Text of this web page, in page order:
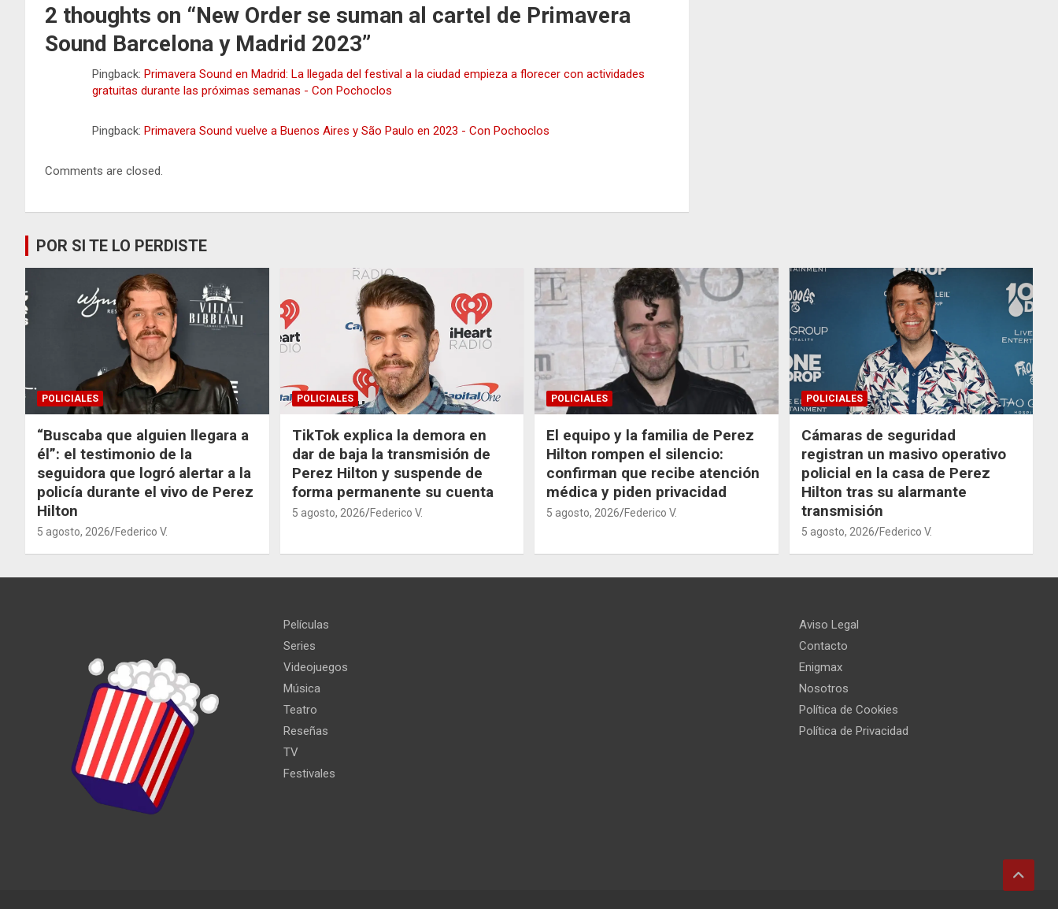
2 thoughts on “New Order se suman al cartel de Primavera
Sound Barcelona y Madrid 2023”
Pingback: Primavera Sound en Madrid: La llegada del festival a la ciudad empieza a florecer con actividades
gratuitas durante las próximas semanas - Con Pochoclos
Pingback: Primavera Sound vuelve a Buenos Aires y São Paulo en 2023 - Con Pochoclos
Comments are closed.
POR SI TE LO PERDISTE
POLICIALES
“Buscaba que alguien llegara a
él”: el testimonio de la
seguidora que logró alertar a la
policía durante el vivo de Perez
Hilton
5 agosto, 2026 Federico V.
POLICIALES
TikTok explica la demora en
dar de baja la transmisión de
Perez Hilton y suspende de
forma permanente su cuenta
5 agosto, 2026 Federico V.
POLICIALES
El equipo y la familia de Perez
Hilton rompen el silencio:
confirman que recibe atención
médica y piden privacidad
5 agosto, 2026 Federico V.
POLICIALES
Cámaras de seguridad
registran un masivo operativo
policial en la casa de Perez
Hilton tras su alarmante
transmisión
5 agosto, 2026 Federico V.
Películas
Series
Videojuegos
Música
Teatro
Reseñas
TV
Festivales
Aviso Legal
Contacto
Enigmax
Nosotros
Política de Cookies
Política de Privacidad